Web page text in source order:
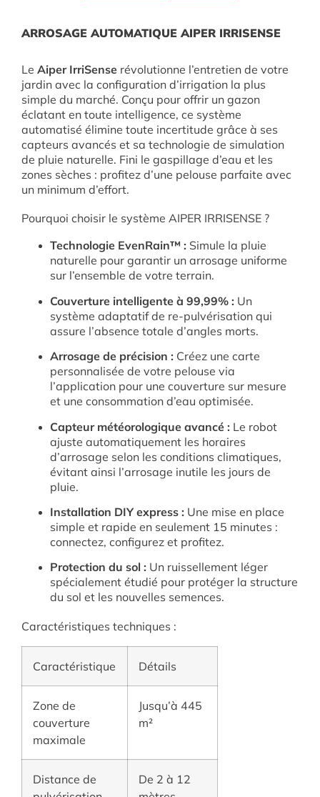
ARROSAGE AUTOMATIQUE AIPER IRRISENSE
Le Aiper IrriSense révolutionne l’entretien de votre
jardin avec la configuration d’irrigation la plus
simple du marché. Conçu pour offrir un gazon
éclatant en toute intelligence, ce système
automatisé élimine toute incertitude grâce à ses
capteurs avancés et sa technologie de simulation
de pluie naturelle. Fini le gaspillage d’eau et les
zones sèches : profitez d’une pelouse parfaite avec
un minimum d’effort.
Pourquoi choisir le système AIPER IRRISENSE ?
Technologie EvenRain™ : Simule la pluie
naturelle pour garantir un arrosage uniforme
sur l’ensemble de votre terrain.
Couverture intelligente à 99,99% : Un
système adaptatif de re-pulvérisation qui
assure l’absence totale d’angles morts.
Arrosage de précision : Créez une carte
personnalisée de votre pelouse via
l’application pour une couverture sur mesure
et une consommation d’eau optimisée.
Capteur météorologique avancé : Le robot
ajuste automatiquement les horaires
d’arrosage selon les conditions climatiques,
évitant ainsi l’arrosage inutile les jours de
pluie.
Installation DIY express : Une mise en place
simple et rapide en seulement 15 minutes :
connectez, configurez et profitez.
Protection du sol : Un ruissellement léger
spécialement étudié pour protéger la structure
du sol et les nouvelles semences.
Caractéristiques techniques :
Caractéristique Détails
Zone de
couverture
maximale
Jusqu’à 445
m²
Distance de
De 2 à 12